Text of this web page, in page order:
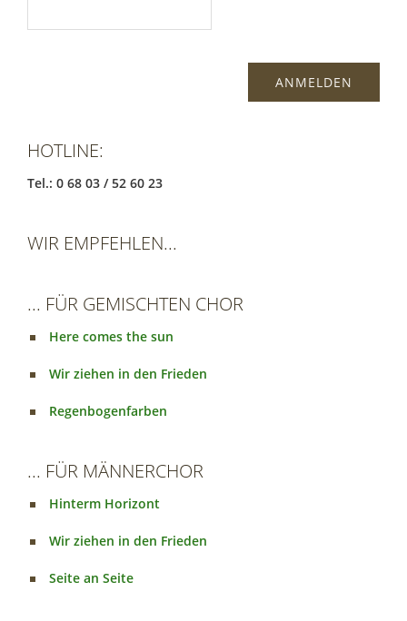
HOTLINE:
Tel.: 0 68 03 / 52 60 23
WIR EMPFEHLEN...
... FÜR GEMISCHTEN CHOR
Here comes the sun
Wir ziehen in den Frieden
Regenbogenfarben
... FÜR MÄNNERCHOR
Hinterm Horizont
Wir ziehen in den Frieden
Seite an Seite